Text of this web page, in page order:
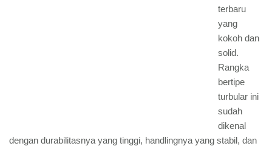
terbaru
yang
kokoh dan
solid.
Rangka
bertipe
turbular ini
sudah
dikenal
dengan durabilitasnya yang tinggi, handlingnya yang stabil, dan